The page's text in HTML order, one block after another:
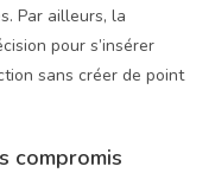
Par ailleurs, la
pour s’insérer
sans créer de point
compromis